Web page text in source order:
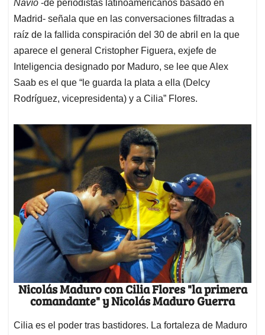
Navío -de periodistas latinoamericanos basado en
Madrid- señala que en las conversaciones filtradas a
raíz de la fallida conspiración del 30 de abril en la que
aparece el general Cristopher Figuera, exjefe de
Inteligencia designado por Maduro, se lee que Alex
Saab es el que “le guarda la plata a ella (Delcy
Rodríguez, vicepresidenta) y a Cilia” Flores.
Nicolás Maduro con Cilia Flores "la primera
comandante" y Nicolás Maduro Guerra
Cilia es el poder tras bastidores. La fortaleza de Maduro